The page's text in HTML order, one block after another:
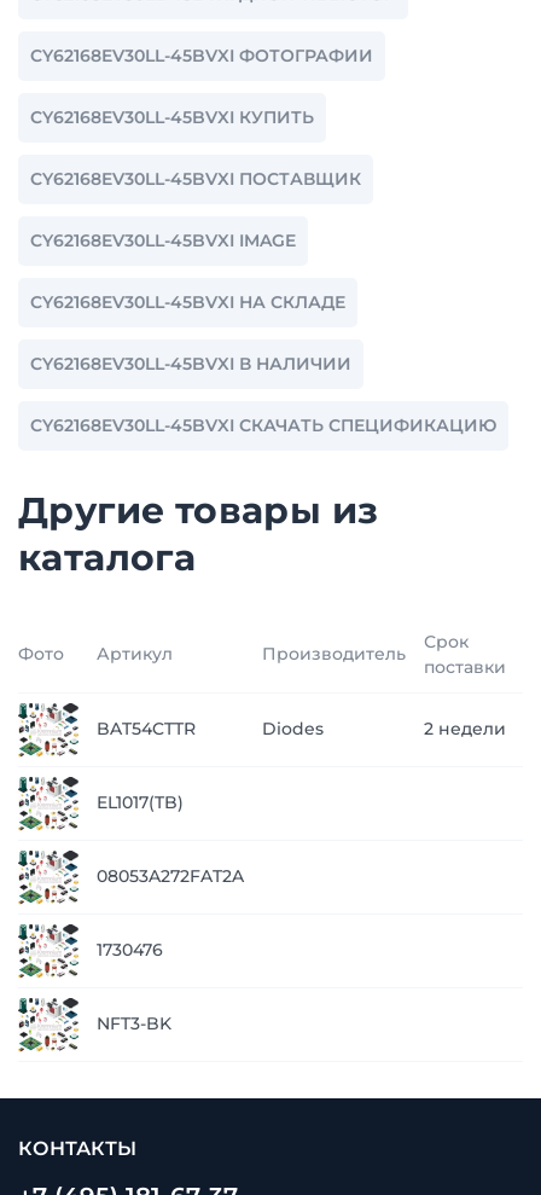
CY62168EV30LL-45BVXI ФОТОГРАФИИ
CY62168EV30LL-45BVXI КУПИТЬ
CY62168EV30LL-45BVXI ПОСТАВЩИК
CY62168EV30LL-45BVXI IMAGE
CY62168EV30LL-45BVXI НА СКЛАДЕ
CY62168EV30LL-45BVXI В НАЛИЧИИ
CY62168EV30LL-45BVXI СКАЧАТЬ СПЕЦИФИКАЦИЮ
Другие товары из
каталога
Фото Артикул Производитель
Срок
поставки
BAT54CTTR Diodes 2 недели
EL1017(TB)
08053A272FAT2A
1730476
NFT3-BK
КОНТАКТЫ